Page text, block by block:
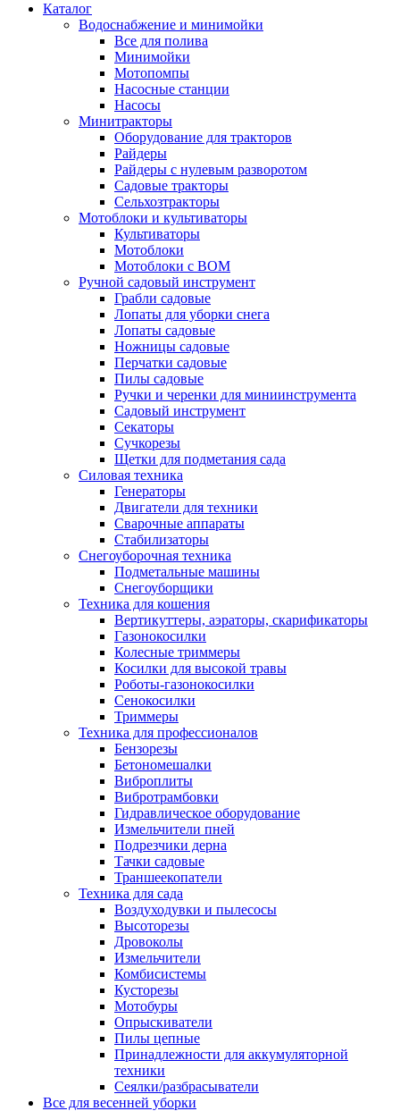
Каталог
Водоснабжение и минимойки
Все для полива
Минимойки
Мотопомпы
Насосные станции
Насосы
Минитракторы
Оборудование для тракторов
Райдеры
Райдеры с нулевым разворотом
Садовые тракторы
Сельхозтракторы
Мотоблоки и культиваторы
Культиваторы
Мотоблоки
Мотоблоки с ВОМ
Ручной садовый инструмент
Грабли садовые
Лопаты для уборки снега
Лопаты садовые
Ножницы садовые
Перчатки садовые
Пилы садовые
Ручки и черенки для миниинструмента
Садовый инструмент
Секаторы
Сучкорезы
Щетки для подметания сада
Силовая техника
Генераторы
Двигатели для техники
Сварочные аппараты
Стабилизаторы
Снегоуборочная техника
Подметальные машины
Снегоуборщики
Техника для кошения
Вертикуттеры, аэраторы, скарификаторы
Газонокосилки
Колесные триммеры
Косилки для высокой травы
Роботы-газонокосилки
Сенокосилки
Триммеры
Техника для профессионалов
Бензорезы
Бетономешалки
Виброплиты
Вибротрамбовки
Гидравлическое оборудование
Измельчители пней
Подрезчики дерна
Тачки садовые
Траншеекопатели
Техника для сада
Воздуходувки и пылесосы
Высоторезы
Дровоколы
Измельчители
Комбисистемы
Кусторезы
Мотобуры
Опрыскиватели
Пилы цепные
Принадлежности для аккумуляторной
техники
Сеялки/разбрасыватели
Все для весенней уборки